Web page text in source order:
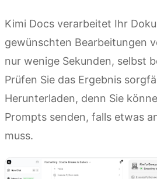
Kimi Docs verarbeitet Ihr
gewünschten Bearbeitungen
nur wenige Sekunden, selbst
Prüfen Sie das Ergebnis
Herunterladen, denn Sie
Prompts senden, falls etwas
muss.